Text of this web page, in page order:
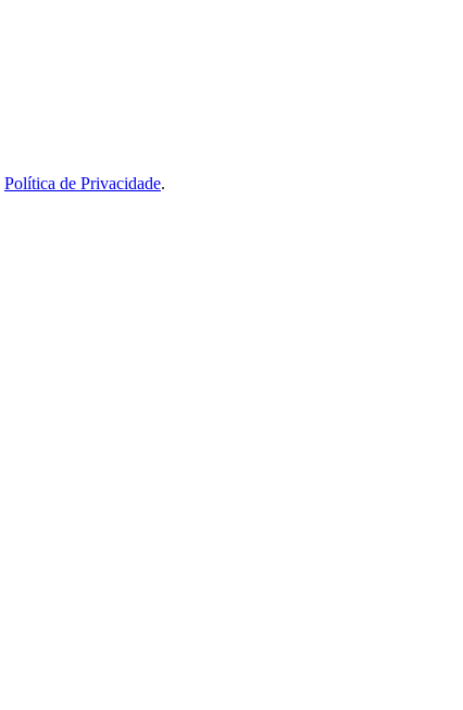
Política de Privacidade.